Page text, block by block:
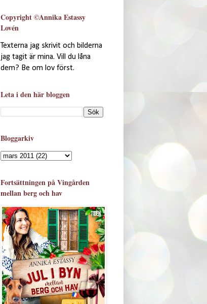
Copyright ©Annika Estassy
Lovén
Texterna jag skrivit och bilderna
jag tagit är mina. Vill du låna
dem? Be om lov först.
Leta i den här bloggen
Bloggarkiv
Fortsättningen på Vingården
mellan berg och hav